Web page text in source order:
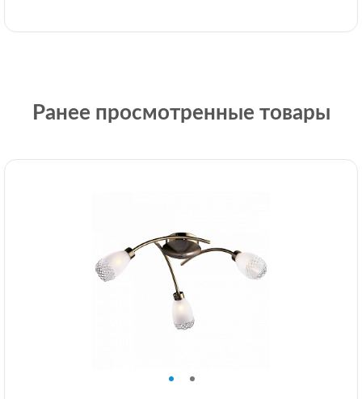
Ранее просмотренные товары